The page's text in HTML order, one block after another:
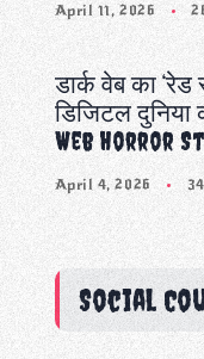
April 11, 2026
डार्क वेब का
डिजिटल दुनिया
Web Horror
April 4, 2026
Social